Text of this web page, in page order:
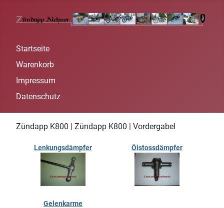
Startseite
Warenkorb
Impressum
Datenschutz
Zündapp K800 | Zündapp K800 | Vordergabel
Lenkungsdämpfer Ölstossdämpfer
Gelenkarme